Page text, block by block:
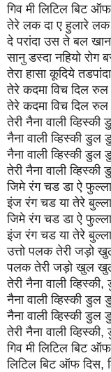
गिव मी लिटिल बिट
तेरे लक दा ए हुलारे लक
दे परांदा उस ते बल
सानु डस्दा नहियो रोग
तेरा हासा कूदिये तडपांदा
तेरे कदमा विच दिल
तेरे कदमा विच दिल रुल
तेरी नैना वाली
नैना वाली व्हिस्की डुल
नैना वाली व्हिस्की डुल
तेरी नैना वाली
जिमे रंग चड डा ऐ
इंज रंग चड या तेरे
जिमे रंग चड डा ऐ
इंज रंग चड या तेरे
उत्तो पलक तेरी जड़ो
पलक तेरी जड़ो खुल खुल
तेरी नैना वाली
नैना वाली व्हिस्की डुल
नैना वाली व्हिस्की डुल
तेरी नैना वाली
गिव मी लिटिल बिट
लिटिल बिट ऑफ